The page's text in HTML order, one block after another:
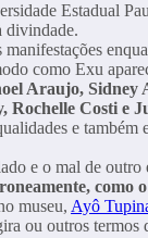
Estadual
divindade.
como Exu
Araujo,
Rochelle Costi e
e
e o mal de
como
museu, Ayô
ou outros